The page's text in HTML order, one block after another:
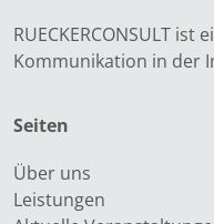
RUECKERCONSULT
Kommunikation in der
Seiten
Über uns
Leistungen